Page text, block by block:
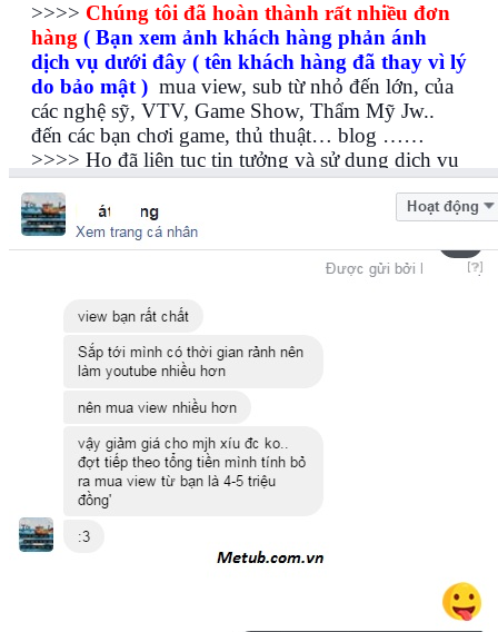
>>>> Chúng tôi đã hoàn thành rất nhiều đơn
hàng ( Bạn xem ảnh khách hàng phản ánh
dịch vụ dưới đây ( tên khách hàng đã thay vì lý
do bảo mật ) mua view, sub từ nhỏ đến lớn, của
các nghệ sỹ, VTV, Game Show, Thẩm Mỹ Jw..
đến các bạn chơi game, thủ thuật… blog ……
>>>> Họ đã liên tục tin tưởng và sử dụng dịch vụ
chúng tôi, Vì đội ngũ hỗ trợ dịch vụ phục vụ là
người Việt Nam, Bảo hành dịch vụ, cam kết nếu
không đúng như thỏa thuận, tụt view… sẽ hoàn
lại tiền 100%….>>>>>>>>> “Một số hình ảnh
phản hồi của khách sử dụng dịch vụ“
>>>>>>
https://www.facebook.com/messages/
Thái Long